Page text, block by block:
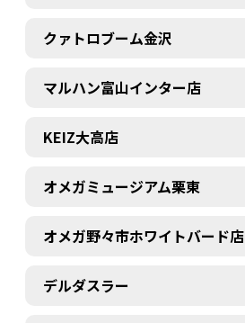
クァトロブーム金沢
マルハン富山インター店
KEIZ大高店
オメガミュージアム栗東
オメガ野々市ホワイトバード店
デルダスラー